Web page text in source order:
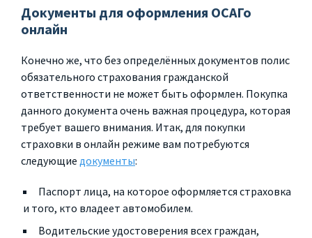
Документы для оформления ОСАГо
онлайн
Конечно же, что без определённых документов полис
обязательного страхования гражданской
ответственности не может быть оформлен. Покупка
данного документа очень важная процедура, которая
требует вашего внимания. Итак, для покупки
страховки в онлайн режиме вам потребуются
следующие документы:
Паспорт лица, на которое оформляется страховка
и того, кто владеет автомобилем.
Водительские удостоверения всех граждан,